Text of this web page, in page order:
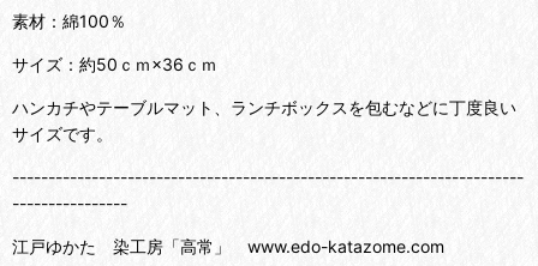
素材：綿100％
サイズ：約50ｃｍ×36ｃｍ
ハンカチやテーブルマット、ランチボックスを包むなどに丁度良い
サイズです。
-----------------------------------------------------------------------
----------------
江戸ゆかた 染工房「高常」 www.edo-katazome.com